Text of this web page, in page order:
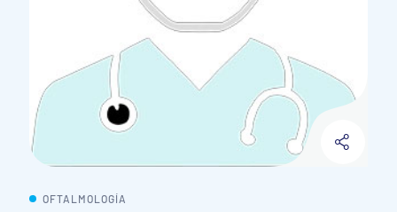
OFTALMOLOGÍA